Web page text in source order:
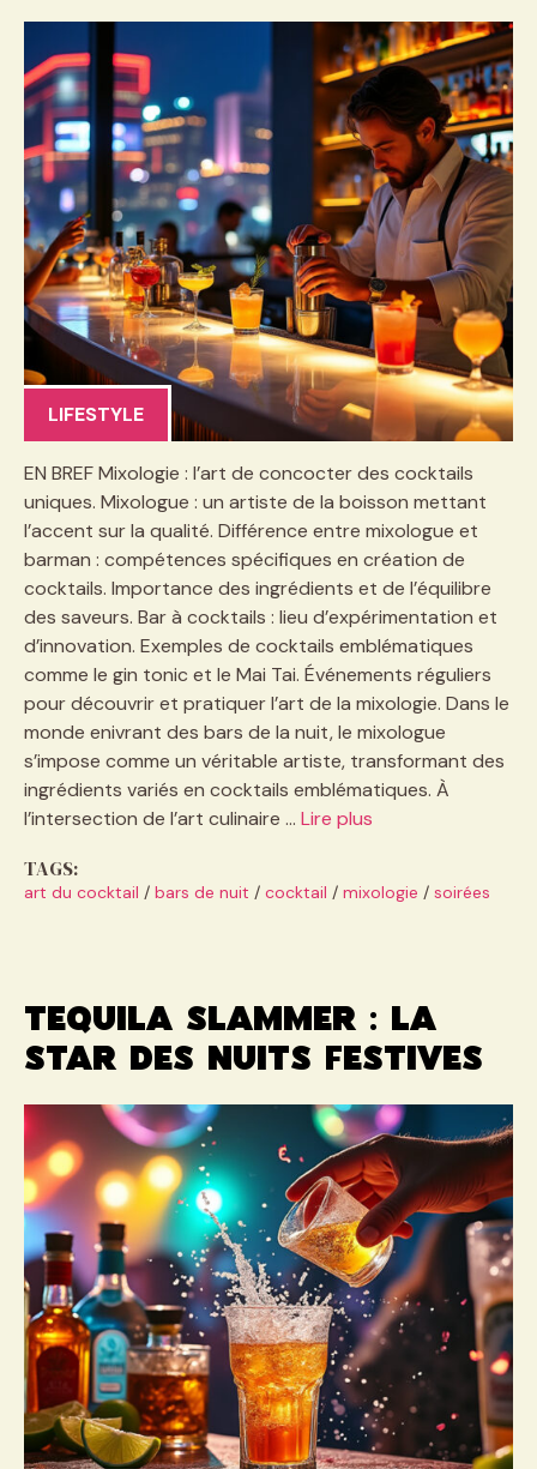
LIFESTYLE
EN BREF Mixologie : l’art de concocter des cocktails
uniques. Mixologue : un artiste de la boisson mettant
l’accent sur la qualité. Différence entre mixologue et
barman : compétences spécifiques en création de
cocktails. Importance des ingrédients et de l’équilibre
des saveurs. Bar à cocktails : lieu d’expérimentation et
d’innovation. Exemples de cocktails emblématiques
comme le gin tonic et le Mai Tai. Événements réguliers
pour découvrir et pratiquer l’art de la mixologie. Dans le
monde enivrant des bars de la nuit, le mixologue
s’impose comme un véritable artiste, transformant des
ingrédients variés en cocktails emblématiques. À
l’intersection de l’art culinaire … Lire plus
TAGS:
art du cocktail / bars de nuit / cocktail / mixologie / soirées
Tequila slammer : la
star des nuits festives